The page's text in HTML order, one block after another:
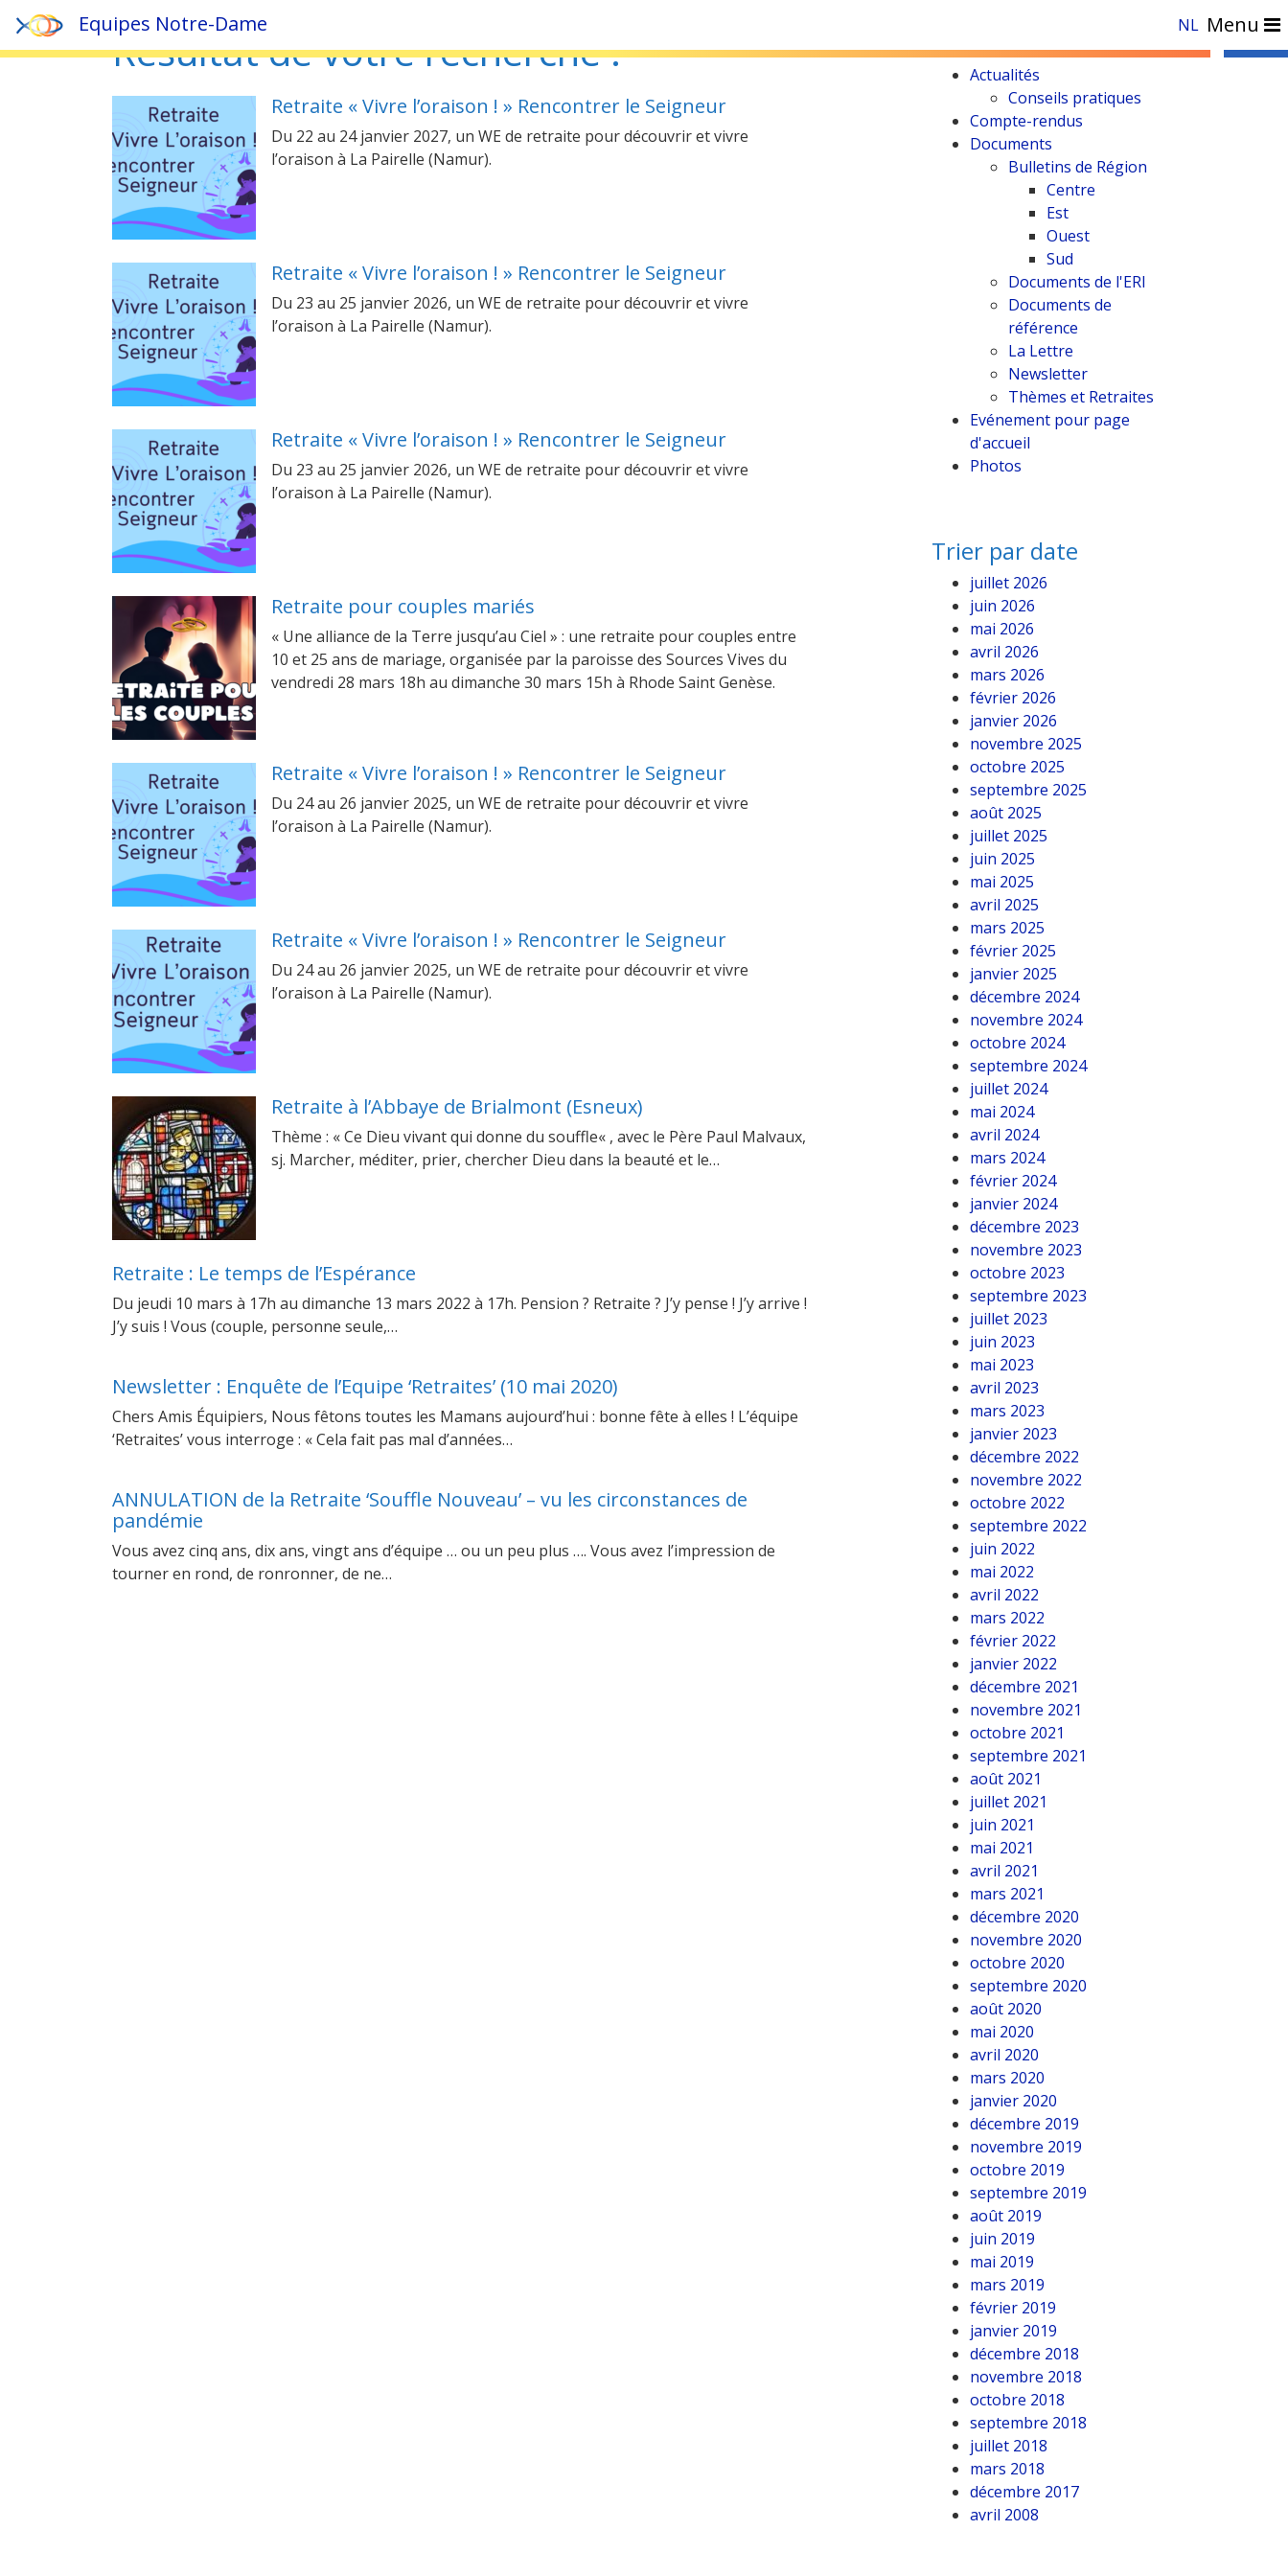
Equipes Notre-Dame NL Menu
Résultat de votre recherche :
Retraite « Vivre l’oraison ! » Rencontrer le Seigneur
Du 22 au 24 janvier 2027, un WE de retraite pour découvrir et vivre
l’oraison à La Pairelle (Namur).
Retraite « Vivre l’oraison ! » Rencontrer le Seigneur
Du 23 au 25 janvier 2026, un WE de retraite pour découvrir et vivre
l’oraison à La Pairelle (Namur).
Retraite « Vivre l’oraison ! » Rencontrer le Seigneur
Du 23 au 25 janvier 2026, un WE de retraite pour découvrir et vivre
l’oraison à La Pairelle (Namur).
Retraite pour couples mariés
« Une alliance de la Terre jusqu’au Ciel » : une retraite pour couples entre
10 et 25 ans de mariage, organisée par la paroisse des Sources Vives du
vendredi 28 mars 18h au dimanche 30 mars 15h à Rhode Saint Genèse.
Retraite « Vivre l’oraison ! » Rencontrer le Seigneur
Du 24 au 26 janvier 2025, un WE de retraite pour découvrir et vivre
l’oraison à La Pairelle (Namur).
Retraite « Vivre l’oraison ! » Rencontrer le Seigneur
Du 24 au 26 janvier 2025, un WE de retraite pour découvrir et vivre
l’oraison à La Pairelle (Namur).
Retraite à l’Abbaye de Brialmont (Esneux)
Thème : « Ce Dieu vivant qui donne du souffle« , avec le Père Paul Malvaux,
sj. Marcher, méditer, prier, chercher Dieu dans la beauté et le…
Retraite : Le temps de l’Espérance
Du jeudi 10 mars à 17h au dimanche 13 mars 2022 à 17h. Pension ? Retraite ? J’y pense ! J’y arrive !
J’y suis ! Vous (couple, personne seule,…
Newsletter : Enquête de l’Equipe ‘Retraites’ (10 mai 2020)
Chers Amis Équipiers, Nous fêtons toutes les Mamans aujourd’hui : bonne fête à elles ! L’équipe
‘Retraites’ vous interroge : « Cela fait pas mal d’années…
ANNULATION de la Retraite ‘Souffle Nouveau’ – vu les circonstances de
pandémie
Vous avez cinq ans, dix ans, vingt ans d’équipe … ou un peu plus …. Vous avez l’impression de
tourner en rond, de ronronner, de ne…
Trier par catégorie
Actualités
Conseils pratiques
Compte-rendus
Documents
Bulletins de Région
Centre
Est
Ouest
Sud
Documents de l'ERI
Documents de
référence
La Lettre
Newsletter
Thèmes et Retraites
Evénement pour page
d'accueil
Photos
Trier par date
juillet 2026
juin 2026
mai 2026
avril 2026
mars 2026
février 2026
janvier 2026
novembre 2025
octobre 2025
septembre 2025
août 2025
juillet 2025
juin 2025
mai 2025
avril 2025
mars 2025
février 2025
janvier 2025
décembre 2024
novembre 2024
octobre 2024
septembre 2024
juillet 2024
mai 2024
avril 2024
mars 2024
février 2024
janvier 2024
décembre 2023
novembre 2023
octobre 2023
septembre 2023
juillet 2023
juin 2023
mai 2023
avril 2023
mars 2023
janvier 2023
décembre 2022
novembre 2022
octobre 2022
septembre 2022
juin 2022
mai 2022
avril 2022
mars 2022
février 2022
janvier 2022
décembre 2021
novembre 2021
octobre 2021
septembre 2021
août 2021
juillet 2021
juin 2021
mai 2021
avril 2021
mars 2021
décembre 2020
novembre 2020
octobre 2020
septembre 2020
août 2020
mai 2020
avril 2020
mars 2020
janvier 2020
décembre 2019
novembre 2019
octobre 2019
septembre 2019
août 2019
juin 2019
mai 2019
mars 2019
février 2019
janvier 2019
décembre 2018
novembre 2018
octobre 2018
septembre 2018
juillet 2018
mars 2018
décembre 2017
avril 2008